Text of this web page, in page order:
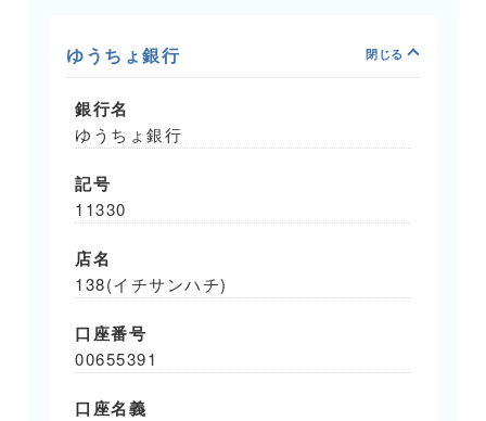
ゆうちょ銀行
銀行名
ゆうちょ銀行
記号
11330
店名
138(イチサンハチ)
口座番号
00655391
口座名義